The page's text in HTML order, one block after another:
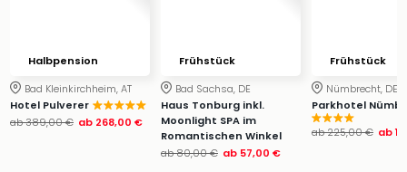
Halbpension
Bad Kleinkirchheim, AT
Hotel Pulverer
ab389,00 € ab 268,00 €
Frühstück
Bad Sachsa, DE
Haus Tonburg inkl.
Moonlight SPA im
Romantischen Winkel
ab80,00 € ab 57,00 €
Frühstück
Nümbrecht, DE
Parkhotel
ab225,00 € ab